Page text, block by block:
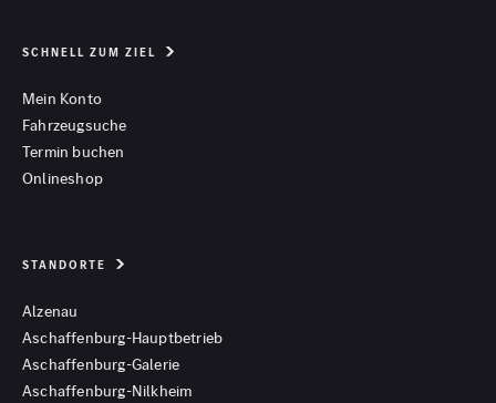
SCHNELL ZUM ZIEL
Mein Konto
Fahrzeugsuche
Termin buchen
Onlineshop
STANDORTE
Alzenau
Aschaffenburg-Hauptbetrieb
Aschaffenburg-Galerie
Aschaffenburg-Nilkheim